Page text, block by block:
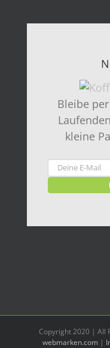
Bleibe
kleine
Copyright 2020 | All
webmarken.com |